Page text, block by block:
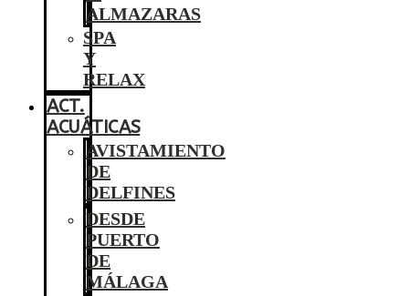
ALMAZARAS
SPA
Y
RELAX
ACT.
ACUÁTICAS
AVISTAMIENTO
DE
DELFINES
DESDE
PUERTO
DE
MÁLAGA